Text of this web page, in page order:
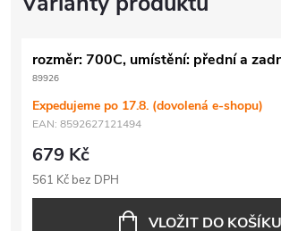
rozměr: 700C, umístění: přední a
89926
Expedujeme po 17.8. (dovolená e-shopu)
EAN: 8592627121494
679 Kč
561 Kč bez DPH
VLOŽIT DO KOŠÍKU